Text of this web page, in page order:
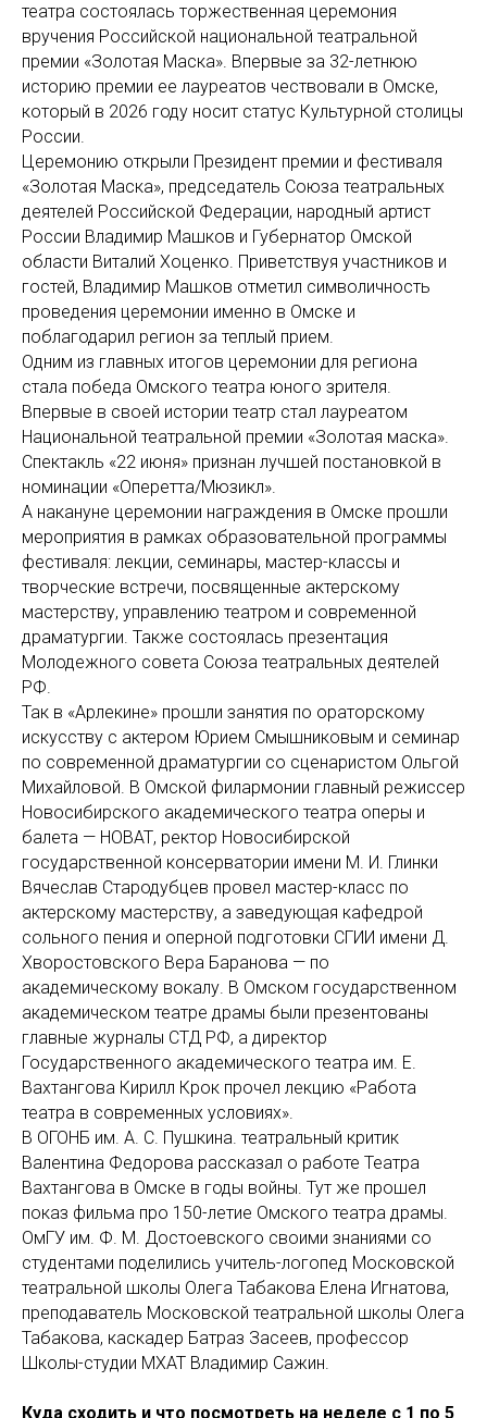
театра состоялась торжественная церемония
вручения Российской национальной театральной
премии «Золотая Маска». Впервые за 32-летнюю
историю премии ее лауреатов чествовали в Омске,
который в 2026 году носит статус Культурной столицы
России.
Церемонию открыли Президент премии и фестиваля
«Золотая Маска», председатель Союза театральных
деятелей Российской Федерации, народный артист
России Владимир Машков и Губернатор Омской
области Виталий Хоценко. Приветствуя участников и
гостей, Владимир Машков отметил символичность
проведения церемонии именно в Омске и
поблагодарил регион за теплый прием.
Одним из главных итогов церемонии для региона
стала победа Омского театра юного зрителя.
Впервые в своей истории театр стал лауреатом
Национальной театральной премии «Золотая маска».
Спектакль «22 июня» признан лучшей постановкой в
номинации «Оперетта/Мюзикл».
А накануне церемонии награждения в Омске прошли
мероприятия в рамках образовательной программы
фестиваля: лекции, семинары, мастер-классы и
творческие встречи, посвященные актерскому
мастерству, управлению театром и современной
драматургии. Также состоялась презентация
Молодежного совета Союза театральных деятелей
РФ.
Так в «Арлекине» прошли занятия по ораторскому
искусству с актером Юрием Смышниковым и семинар
по современной драматургии со сценаристом Ольгой
Михайловой. В Омской филармонии главный режиссер
Новосибирского академического театра оперы и
балета — НОВАТ, ректор Новосибирской
государственной консерватории имени М. И. Глинки
Вячеслав Стародубцев провел мастер-класс по
актерскому мастерству, а заведующая кафедрой
сольного пения и оперной подготовки СГИИ имени Д.
Хворостовского Вера Баранова — по
академическому вокалу. В Омском государственном
академическом театре драмы были презентованы
главные журналы СТД РФ, а директор
Государственного академического театра им. Е.
Вахтангова Кирилл Крок прочел лекцию «Работа
театра в современных условиях».
В ОГОНБ им. А. С. Пушкина. театральный критик
Валентина Федорова рассказал о работе Театра
Вахтангова в Омске в годы войны. Тут же прошел
показ фильма про 150-летие Омского театра драмы.
ОмГУ им. Ф. М. Достоевского своими знаниями со
студентами поделились учитель-логопед Московской
театральной школы Олега Табакова Елена Игнатова,
преподаватель Московской театральной школы Олега
Табакова, каскадер Батраз Засеев, профессор
Школы-студии МХАТ Владимир Сажин.
Куда сходить и что посмотреть на неделе с 1 по 5